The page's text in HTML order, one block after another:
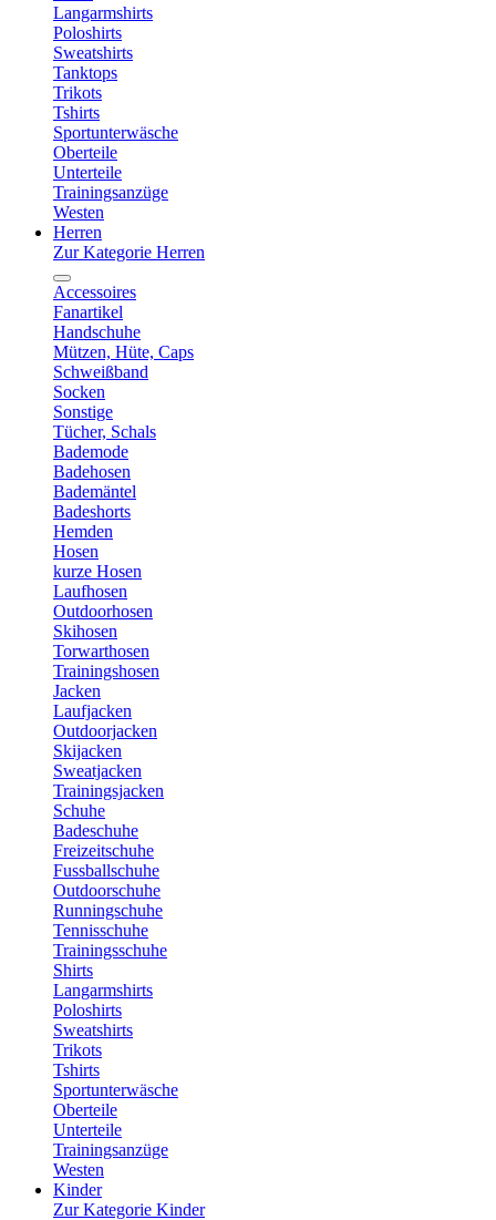
Langarmshirts
Poloshirts
Sweatshirts
Tanktops
Trikots
Tshirts
Sportunterwäsche
Oberteile
Unterteile
Trainingsanzüge
Westen
Herren
Zur Kategorie Herren
Accessoires
Fanartikel
Handschuhe
Mützen, Hüte, Caps
Schweißband
Socken
Sonstige
Tücher, Schals
Bademode
Badehosen
Bademäntel
Badeshorts
Hemden
Hosen
kurze Hosen
Laufhosen
Outdoorhosen
Skihosen
Torwarthosen
Trainingshosen
Jacken
Laufjacken
Outdoorjacken
Skijacken
Sweatjacken
Trainingsjacken
Schuhe
Badeschuhe
Freizeitschuhe
Fussballschuhe
Outdoorschuhe
Runningschuhe
Tennisschuhe
Trainingsschuhe
Shirts
Langarmshirts
Poloshirts
Sweatshirts
Trikots
Tshirts
Sportunterwäsche
Oberteile
Unterteile
Trainingsanzüge
Westen
Kinder
Zur Kategorie Kinder